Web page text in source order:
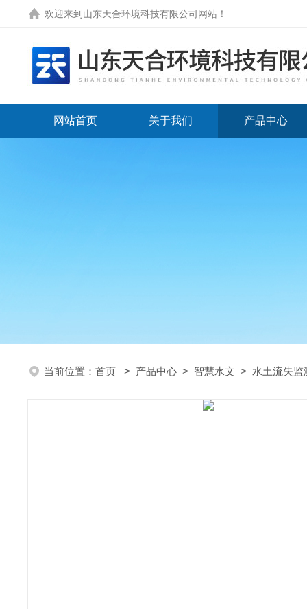
欢迎来到 山东天合环境科技有限公司网站 ！
网站首页 关于我们 产品中心
当前位置： 首页 > 产品中心 > 智慧水文 > 水土流失监